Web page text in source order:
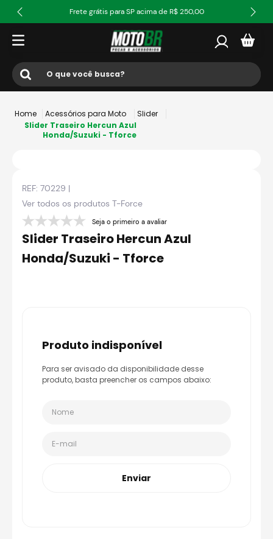
Frete grátis para SP acima de R$ 250,00
O que você busca?
1º ls2
4º fw3
5 º jaqueta
7 º axxis fenix
Acessórios para Moto
Slider
Slider Traseiro Hercun Azul
Honda/Suzuki - Tforce
REF: 70229 |
Ver todos os produtos T-Force
Seja o primeiro a avaliar
Slider Traseiro Hercun Azul
Honda/Suzuki - Tforce
produto indisponível
Para ser avisado da disponibilidade desse
produto, basta preencher os campos abaixo:
Enviar